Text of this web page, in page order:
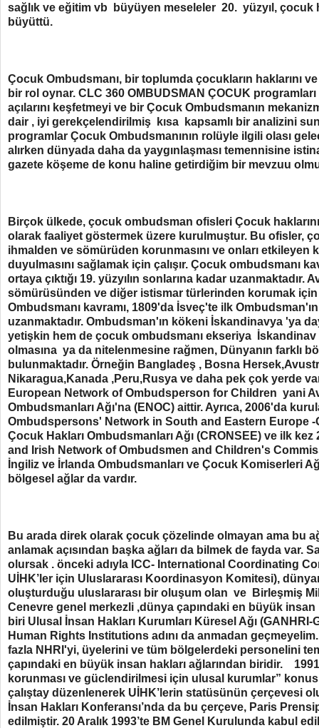
sağlık ve eğitim vb büyüyen meseleler 20. yüzyıl, çocuk
büyüttü.
Çocuk Ombudsmanı, bir toplumda çocukların haklarını
bir rol oynar. CLC 360 OMBUDSMAN ÇOCUK programları
açılarını keşfetmeyi ve bir Çocuk Ombudsmanın
dair , iyi gerekçelendirilmiş kısa kapsamlı bir analizini
programlar Çocuk Ombudsmanının rolüyle ilgili olası
alırken dünyada daha da yaygınlaşması temennisine
gazete köşeme de konu haline getirdiğim bir mevzuu
Birçok ülkede, çocuk ombudsman ofisleri Çocuk
olarak faaliyet göstermek üzere kurulmuştur. Bu ofisler,
ihmalden ve sömürüden korunmasını ve onları etkileyen
duyulmasını sağlamak için çalışır. Çocuk ombudsmanı
ortaya çıktığı 19. yüzyılın sonlarına kadar uzanmaktadır.
sömürüsünden ve diğer istismar türlerinden korumak
Ombudsmanı kavramı, 1809'da İsveç'te ilk
uzanmaktadır. Ombudsman'ın kökeni İskandinavya 'ya
yetişkin hem de çocuk ombudsmanı ekseriya
olmasına ya da nitelenmesine rağmen, Dünyanın farklı
bulunmaktadır. Örneğin Bangladeş , Bosna
Nikaragua,Kanada ,Peru,Rusya ve daha pek çok yerde
European Network of Ombudsperson for Children yani
Ombudsmanları Ağı'na (ENOC) aittir. Ayrıca, 2006'da
Ombudspersons' Network in South and Eastern Europe
Çocuk Hakları Ombudsmanları Ağı (CRONSEE) ve ilk
and Irish Network of Ombudsmen and Children's
İngiliz ve İrlanda Ombudsmanları ve Çocuk Komiserleri
bölgesel ağlar da vardır.
Bu arada direk olarak çocuk çözelinde olmayan ama bu
anlamak açısından başka ağları da bilmek de fayda var.
olursak . önceki adıyla ICC- International Coordinating
UİHK’ler için Uluslararası Koordinasyon Komitesi),
oluşturduğu uluslararası bir oluşum olan ve
Birleşmiş
Cenevre genel merkezli ,dünya çapındaki en büyük insan
biri Ulusal İnsan Hakları Kurumları Küresel Ağı (GANHRI -
Human Rights Institutions adını da anmadan
fazla NHRI'yi, üyelerini ve tüm bölgelerdeki personelini
çapındaki en büyük insan hakları ağlarından biridir.
korunması ve güclendirilmesi için ulusal kurumlar”
çalıştay düzenlenerek UİHK’lerin statüsünün çerçevesi
İnsan Hakları Konferansı’nda da bu çerçeve, Paris
edilmiştir. 20 Aralık 1993’te BM Genel Kurulunda kabul